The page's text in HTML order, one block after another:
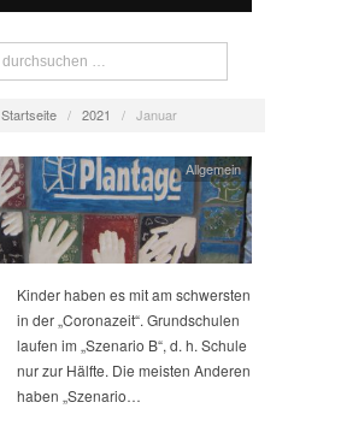
Startseite / 2021 / Januar
Allgemein
Kinder haben es mit am schwersten
in der „Coronazeit“. Grundschulen
laufen im „Szenario B“, d. h. Schule
nur zur Hälfte. Die meisten Anderen
haben „Szenario…